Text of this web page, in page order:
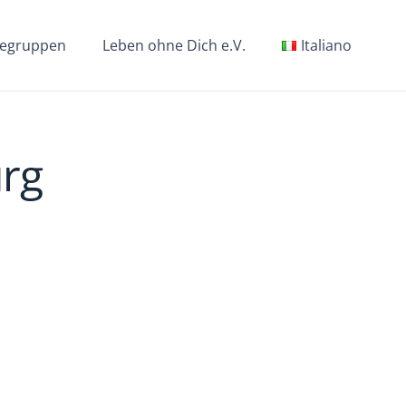
Leben ohne Dich e.V. Italiano